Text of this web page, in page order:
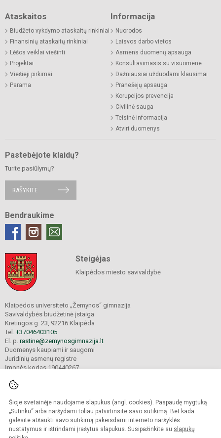
Šioje svetainėje naudojame slapukus (angl. cookies). Paspaudę mygtuką
„Sutinku“ arba naršydami toliau patvirtinsite savo sutikimą. Bet kada
galėsite atšaukti savo sutikimą pakeisdami interneto naršyklės
nustatymus ir ištrindami įrašytus slapukus. Susipažinkite su slapukų
Ataskaitos
Biudžeto vykdymo ataskaitų rinkiniai
Finansinių ataskaitų rinkiniai
Lėšos veiklai viešinti
Projektai
Viešieji pirkimai
Parama
Informacija
Nuorodos
Laisvos darbo vietos
Asmens duomenų apsauga
Konsultavimasis su visuomene
Dažniausiai užduodami klausimai
Pranešėjų apsauga
Korupcijos prevencija
Civilinė sauga
Teisinė informacija
Atviri duomenys
Pastebėjote klaidų?
Turite pasiūlymų?
RAŠYKITE
Bendraukime
Steigėjas
Klaipėdos miesto savivaldybė
Klaipėdos universiteto „Žemynos“ gimnazija
Savivaldybės biudžetinė įstaiga
Kretingos g. 23, 92216 Klaipėda
Tel. +37046403105
El. p. rastine@zemynosgimnazija.lt
Duomenys kaupiami ir saugomi
Juridinių asmenų registre
Įmonės kodas 190440267
© 2022. Klaipėdos universiteto „Žemynos“ gimnazija. Visos teisės saugomos.
Kopijuoti turinį be raštiško gimnazijos sutikimo griežtai draudžiama.
Prieinamumo paraiška Slapukų valdymas